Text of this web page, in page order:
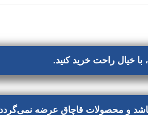
خیال راحت خرید کنید.
و محصولات قاچاق عرضه نمی‌گردد